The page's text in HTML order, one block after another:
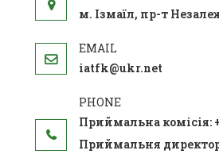
м. Ізмаїл, пр-т
iatfk@ukr.net
Приймальна комісія:
Приймальня